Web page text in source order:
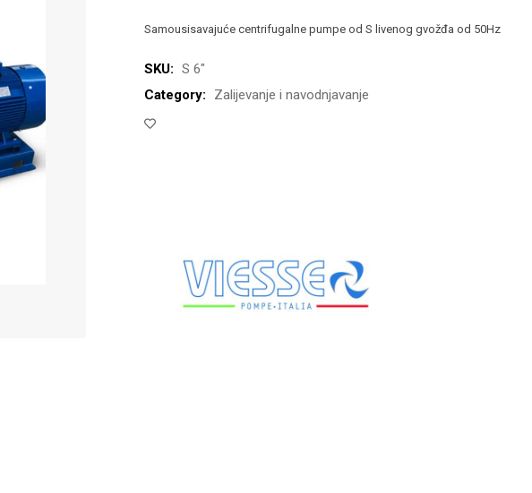
Samousisavajuće centrifugalne pumpe od S livenog gvožđa od 50Hz
SKU: S 6"
Category:
Zalijevanje i navodnjavanje